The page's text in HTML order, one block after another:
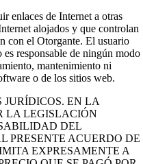
enlaces de Internet a otras
alojados y que controlan
con el Otorgante. El usuario
responsable de ningún modo
mantenimiento ni
o de los sitios web.
EN LA
LA LEGISLACIÓN
DEL
PRESENTE ACUERDO DE
EXPRESAMENTE A